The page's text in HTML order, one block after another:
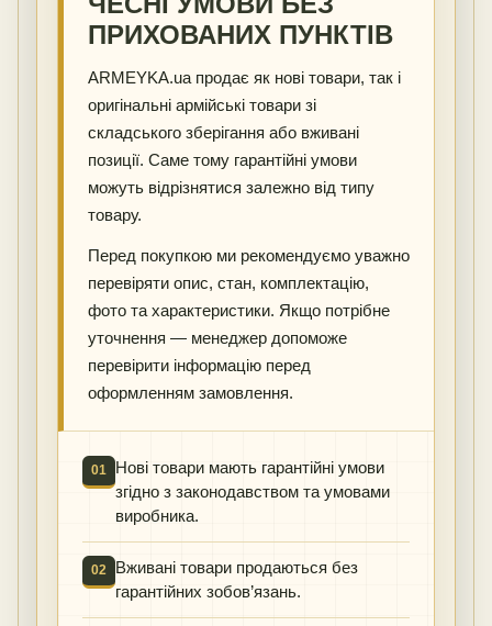
ПРИХОВАНИХ ПУНКТІВ
ARMEYKA.ua продає як нові товари, так і
оригінальні армійські товари зі
складського зберігання або вживані
позиції. Саме тому гарантійні умови
можуть відрізнятися залежно від типу
товару.
Перед покупкою ми рекомендуємо уважно
перевіряти опис, стан, комплектацію,
фото та характеристики. Якщо потрібне
уточнення — менеджер допоможе
перевірити інформацію перед
оформленням замовлення.
01
Нові товари мають гарантійні умови
згідно з законодавством та умовами
виробника.
02
Вживані товари продаються без
гарантійних зобов’язань.